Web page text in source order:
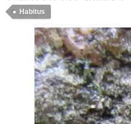
Habitus